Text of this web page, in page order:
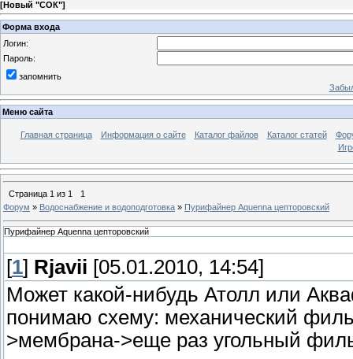
[Новый "СОК"]
Форма входа
Логин:
Пароль:
запомнить
Меню сайта
Главная страница Информация о сайте Каталог файлов Каталог статей
Страница 1 из 1
1
Форум » Водоснабжение и водоподготовка » Пурифайнер Aquenna цепторовский
Пурифайнер Aquenna цепторовский
[1] Rjavii [05.01.2010, 14:54]
Может какой-нибудь Атолл или
понимаю схему: механический
>мембрана->еще раз угольный